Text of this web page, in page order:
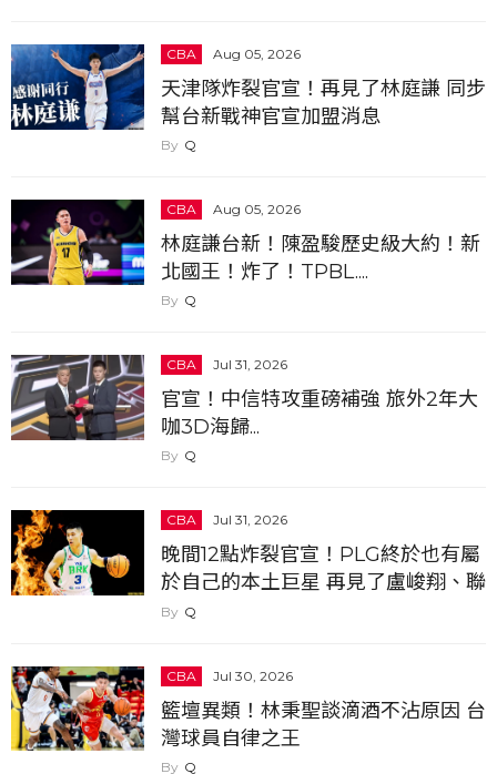
CBA Aug 05, 2026
天津隊炸裂官宣！再見了林庭謙 同步
幫台新戰神官宣加盟消息
Q
CBA Aug 05, 2026
林庭謙台新！陳盈駿歷史級大約！新
北國王！炸了！TPBL....
Q
CBA Jul 31, 2026
官宣！中信特攻重磅補強 旅外2年大
咖3D海歸...
Q
CBA Jul 31, 2026
晚間12點炸裂官宣！PLG終於也有屬
於自己的本土巨星 再見了盧峻翔、聯
盟門面換人...
Q
CBA Jul 30, 2026
籃壇異類！林秉聖談滴酒不沾原因 台
灣球員自律之王
Q